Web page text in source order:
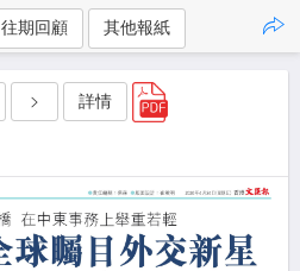
往期回顧 其他報紙
詳情